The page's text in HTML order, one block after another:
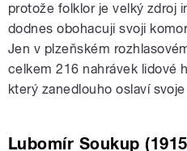
protože folklor je velký zdroj
dodnes oboha­cuji svoji
Jen v plzeňském
celkem 216 nahrávek lidové
který zanedlouho oslaví
Lubomír Soukup